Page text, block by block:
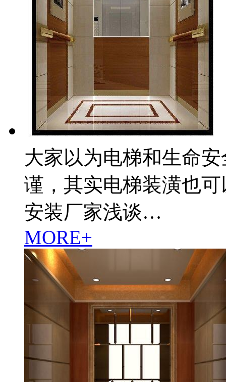
大家以为电梯和生命
谨，其实电梯装潢也
安装厂家浅谈…
MORE+